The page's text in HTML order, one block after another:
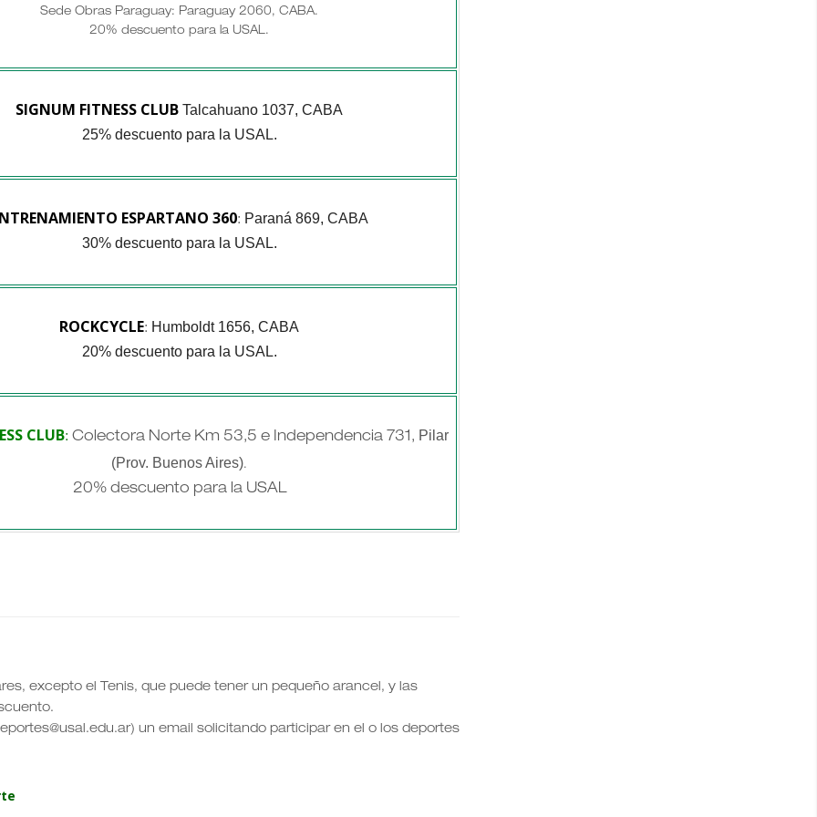
Sede Obras Paraguay: Paraguay 2060, CABA.
20% descuento para la USAL.
SIGNUM FITNESS CLUB Talcahuano 1037, CABA
25% descuento para la USAL.
ESPARTANO 360: Paraná 869, CABA
30% descuento para la USAL.
ROCKCYCLE: Humboldt 1656, CABA
20% descuento para la USAL.
CLUB: Colectora Norte Km 53,5 e Independencia 731, Pilar
(Prov. Buenos Aires).
20% descuento para la USAL
excepto el Tenis, que puede tener un pequeño arancel, y las
un email solicitando participar en el o los deportes